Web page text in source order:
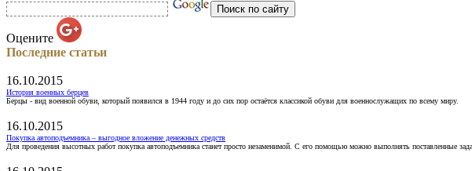
Оцените
Последние статьи
16.10.2015
История военных берцев
Берцы - вид военной обуви, который появился в 1944 году и до сих пор остаётся классикой обуви для военнослужащих по всему миру.
16.10.2015
Покупка автоподъемника – выгодное вложение денежных средств
Для проведения высотных работ покупка автоподъемника станет просто незаменимой. С его помощью можно выполнять поставленные